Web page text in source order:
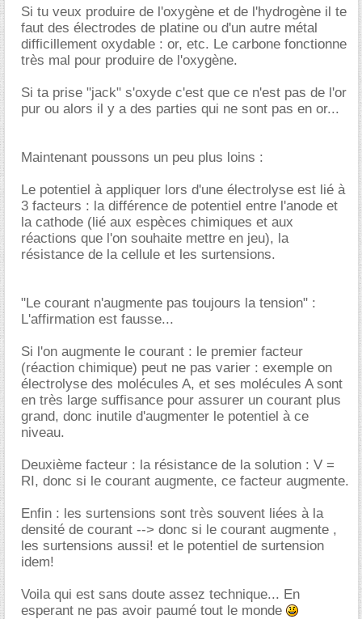
Si tu veux produire de l'oxygène et de l'hydrogène il te
faut des électrodes de platine ou d'un autre métal
difficillement oxydable : or, etc. Le carbone fonctionne
très mal pour produire de l'oxygène.
Si ta prise "jack" s'oxyde c'est que ce n'est pas de l'or
pur ou alors il y a des parties qui ne sont pas en or...
Maintenant poussons un peu plus loins :
Le potentiel à appliquer lors d'une électrolyse est lié à
3 facteurs : la différence de potentiel entre l'anode et
la cathode (lié aux espèces chimiques et aux
réactions que l'on souhaite mettre en jeu), la
résistance de la cellule et les surtensions.
"Le courant n'augmente pas toujours la tension" :
L'affirmation est fausse...
Si l'on augmente le courant : le premier facteur
(réaction chimique) peut ne pas varier : exemple on
électrolyse des molécules A, et ses molécules A sont
en très large suffisance pour assurer un courant plus
grand, donc inutile d'augmenter le potentiel à ce
niveau.
Deuxième facteur : la résistance de la solution : V =
RI, donc si le courant augmente, ce facteur augmente.
Enfin : les surtensions sont très souvent liées à la
densité de courant --> donc si le courant augmente ,
les surtensions aussi! et le potentiel de surtension
idem!
Voila qui est sans doute assez technique... En
esperant ne pas avoir paumé tout le monde